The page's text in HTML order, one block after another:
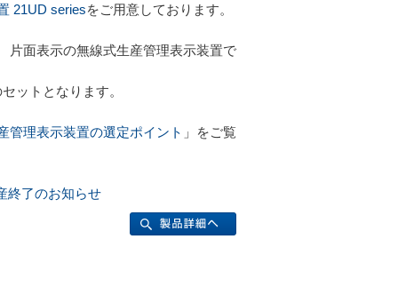
21UD seriesをご用意しております。
面表示の無線式生産管理表示装置で
ットとなります。
管理表示装置の選定ポイント 」をご覧
終了のお知らせ